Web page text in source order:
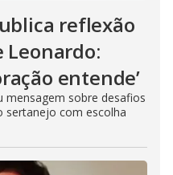
reflexão
Leonardo:
entende’
mensagem sobre desafios
sertanejo com escolha